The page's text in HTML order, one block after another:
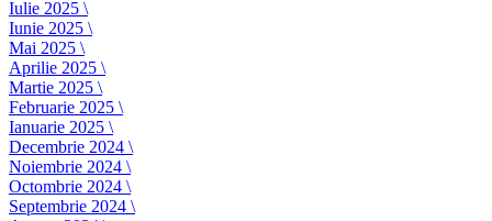
Iulie 2025 \
Iunie 2025 \
Mai 2025 \
Aprilie 2025 \
Martie 2025 \
Februarie 2025 \
Ianuarie 2025 \
Decembrie 2024 \
Noiembrie 2024 \
Octombrie 2024 \
Septembrie 2024 \